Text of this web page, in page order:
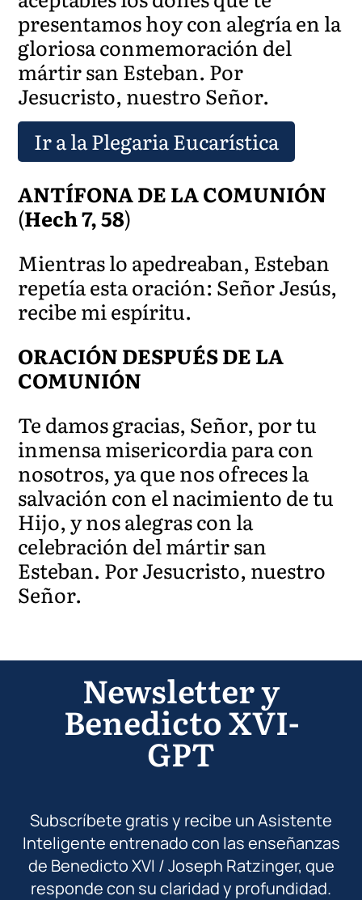
presentamos hoy con alegría en la
gloriosa conmemoración del
mártir san Esteban. Por
Jesucristo, nuestro Señor.
Ir a la Plegaria Eucarística
ANTÍFONA DE LA COMUNIÓN
(Hech 7, 58)
Mientras lo apedreaban, Esteban
repetía esta oración: Señor Jesús,
recibe mi espíritu.
ORACIÓN DESPUÉS DE LA
COMUNIÓN
Te damos gracias, Señor, por tu
inmensa misericordia para con
nosotros, ya que nos ofreces la
salvación con el nacimiento de tu
Hijo, y nos alegras con la
celebración del mártir san
Esteban. Por Jesucristo, nuestro
Señor.
Newsletter y
Benedicto XVI-
GPT
Subscríbete gratis y recibe un Asistente
Inteligente entrenado con las enseñanzas
de Benedicto XVI / Joseph Ratzinger, que
responde con su claridad y profundidad.